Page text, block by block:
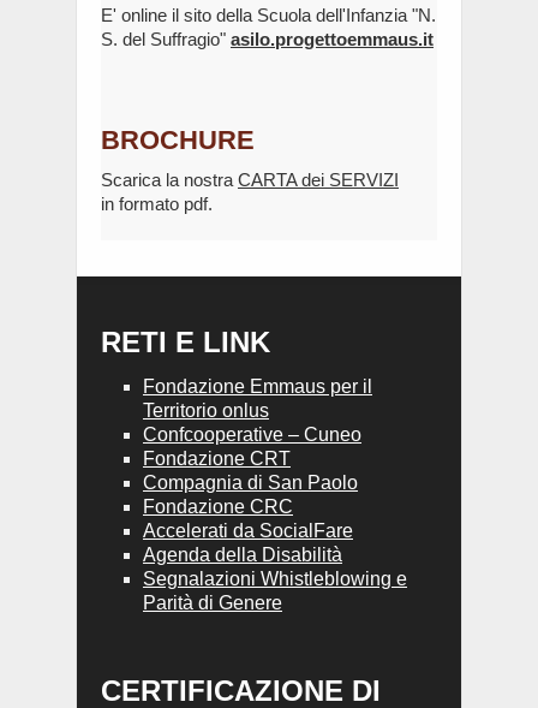
E' online il sito della Scuola dell'Infanzia "N.
S. del Suffragio" asilo.progettoemmaus.it
BROCHURE
Scarica la nostra CARTA dei SERVIZI
in formato pdf.
RETI E LINK
Fondazione Emmaus per il
Territorio onlus
Confcooperative – Cuneo
Fondazione CRT
Compagnia di San Paolo
Fondazione CRC
Accelerati da SocialFare
Agenda della Disabilità
Segnalazioni Whistleblowing e
Parità di Genere
CERTIFICAZIONE DI